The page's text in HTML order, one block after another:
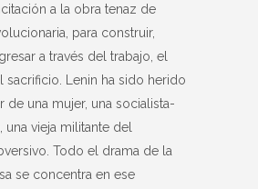
a la obra tenaz de
para construir,
a través del trabajo, el
sacrificio. Lenin ha sido herido
de una mujer, una socialista-
una vieja militante del
Todo el drama de la
se concentra en ese